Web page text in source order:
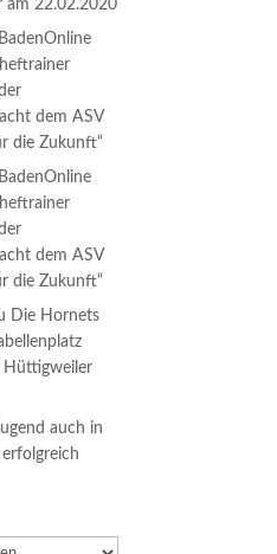
am 22.02.2020
BadenOnline
dem ASV
die Zukunft“
BadenOnline
dem ASV
die Zukunft“
Die Hornets
Hüttigweiler
auch in